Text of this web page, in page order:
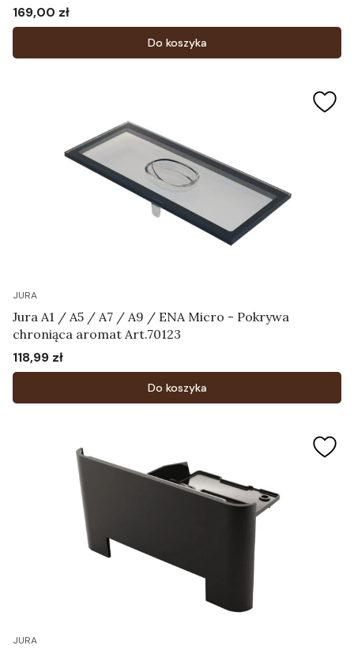
- Pojemnik do czyszczenia systemu mlecznego
Art.24219
Cena
169,00 zł
Do koszyka
JURA
Jura A1 / A5 / A7 / A9 / ENA Micro - Pokrywa
chroniąca aromat Art.70123
Cena
118,99 zł
Do koszyka
JURA